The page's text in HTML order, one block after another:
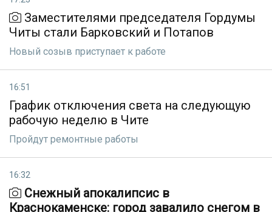
Заместителями председателя Гордумы
Читы стали Барковский и Потапов
Новый созыв приступает к работе
16:51
График отключения света на следующую
рабочую неделю в Чите
Пройдут ремонтные работы
16:32
Снежный апокалипсис в
Краснокаменске: город завалило снегом в